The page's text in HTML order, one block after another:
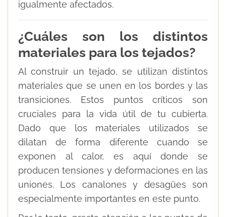
igualmente afectados.
¿Cuáles son los distintos
materiales para los tejados?
Al construir un tejado, se utilizan distintos
materiales que se unen en los bordes y las
transiciones. Estos puntos críticos son
cruciales para la vida útil de tu cubierta.
Dado que los materiales utilizados se
dilatan de forma diferente cuando se
exponen al calor, es aquí donde se
producen tensiones y deformaciones en las
uniones. Los canalones y desagües son
especialmente importantes en este punto.